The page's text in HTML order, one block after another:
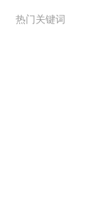
热门关键词